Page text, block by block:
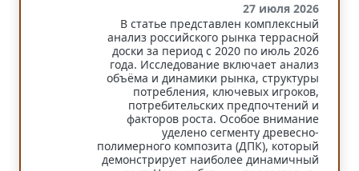
27 июля 2026
В статье представлен комплексный
анализ российского рынка террасной
доски за период с 2020 по июль 2026
года. Исследование включает анализ
объёма и динамики рынка, структуры
потребления, ключевых игроков,
потребительских предпочтений и
факторов роста. Особое внимание
уделено сегменту древесно-
полимерного композита (ДПК), который
демонстрирует наиболее динамичный